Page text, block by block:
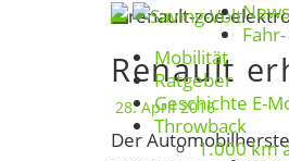
Toggle navigation
News
Mobilität
Ratgeber
Geschichte E-
Throwback
1.000 km
Renault
erhöht
ebenfalls
Industrieanteil
Renault
28. April 2016
Der